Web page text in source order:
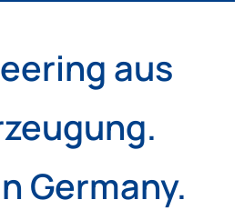
aus
Germany.